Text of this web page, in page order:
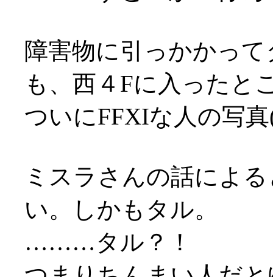
障害物に引っかかっ
も、西４Fに入ったと
ついにFFXIな人の写
ミスラさんの話によ
い。しかもタル。
………タル？！